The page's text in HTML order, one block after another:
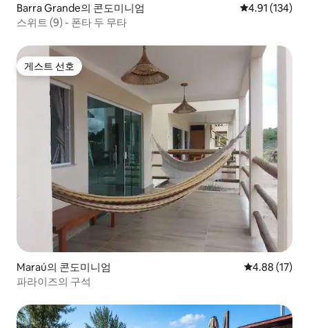
Barra Grande의 콘도미니엄 평점 4.91점(5
4.91 (134)
스위트 (9) - 폰타 두 무타
게스트 선호
게스트 선호
Maraú의 콘도미니엄 평점 4.88점
4.88 (17)
파라이즈의 구석